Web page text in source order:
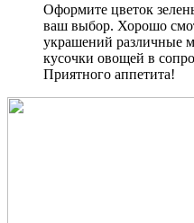
Оформите цветок
ваш выбор. Хорошо
украшений различные
кусочки овощей в
Приятного аппетита!